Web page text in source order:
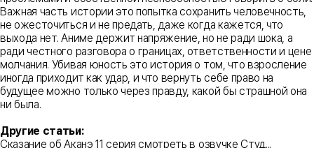
Важная часть истории это попытка сохранить человечность,
не ожесточиться и не предать, даже когда кажется, что
выхода нет. Аниме держит напряжение, но не ради шока, а
ради честного разговора о границах, ответственности и цене
молчания. Убивая юность это история о том, что взросление
иногда приходит как удар, и что вернуть себе право на
будущее можно только через правду, какой бы страшной она
ни была.
Другие статьи:
Сказание об Аканэ 11 серия смотреть в озвучке Студ...